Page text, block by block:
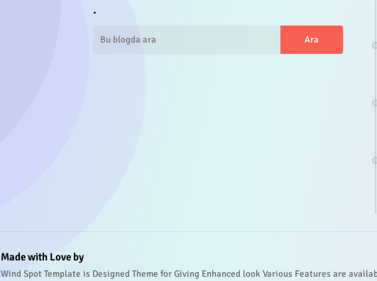
.
Made with Love by
Wind Spot Template is Designed Theme for Giving Enhanced look Various Features are